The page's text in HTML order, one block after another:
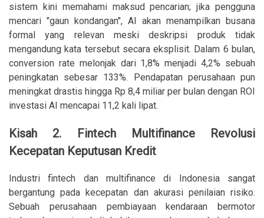
sistem kini memahami maksud pencarian; jika pengguna
mencari "gaun kondangan", AI akan menampilkan busana
formal yang relevan meski deskripsi produk tidak
mengandung kata tersebut secara eksplisit. Dalam 6 bulan,
conversion rate melonjak dari 1,8% menjadi 4,2% sebuah
peningkatan sebesar 133%. Pendapatan perusahaan pun
meningkat drastis hingga Rp 8,4 miliar per bulan dengan ROI
investasi AI mencapai 11,2 kali lipat.
Kisah 2. Fintech Multifinance Revolusi
Kecepatan Keputusan Kredit
Industri fintech dan multifinance di Indonesia sangat
bergantung pada kecepatan dan akurasi penilaian risiko.
Sebuah perusahaan pembiayaan kendaraan bermotor